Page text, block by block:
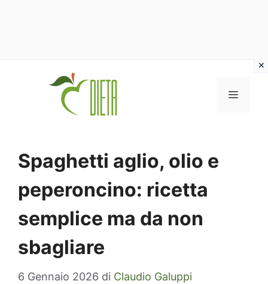
MENU
Spaghetti aglio, olio e
peperoncino: ricetta
semplice ma da non
sbagliare
6 Gennaio 2026 di Claudio Galuppi